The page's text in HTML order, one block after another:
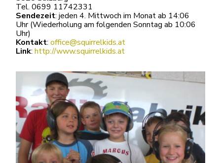
Tel. 0699 11742331
Sendezeit: jeden 4. Mittwoch im Monat ab 14:06
Uhr (Wiederholung am folgenden Sonntag ab 10:06
Uhr)
Kontakt: office@squirrelkids.at
Link: http://www.squirrelkids.at